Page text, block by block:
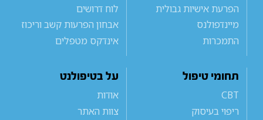
הפרעת אישיות גבולית
מיינדפולנס
התמכרות
לוח דרושים
אבחון הפרעות קשב וריכוז
אינדקס מטפלים
תחומי טיפול
CBT
ריפוי בעיסוק
על בטיפולנט
אודות
צוות האתר